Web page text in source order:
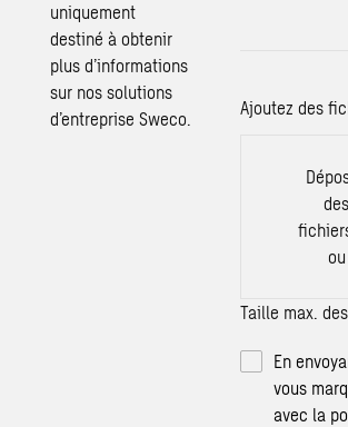
uniquement
destiné à obtenir
plus d’informations
sur nos solutions
d’entreprise Sweco.
Ajoutez des
des
ou
Taille max.
En
vous
avec la